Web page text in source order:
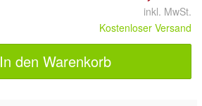
inkl. MwSt.
Kostenloser Versand
In den Warenkorb